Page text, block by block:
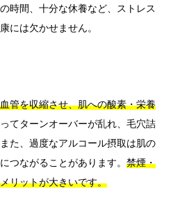
時間、十分な休養など、ストレス
には欠かせません。
管を収縮させ、肌への酸素・栄養
てターンオーバーが乱れ、毛穴詰
た、過度なアルコール摂取は肌の
つながることがあります。 禁煙・
リットが大きいです。